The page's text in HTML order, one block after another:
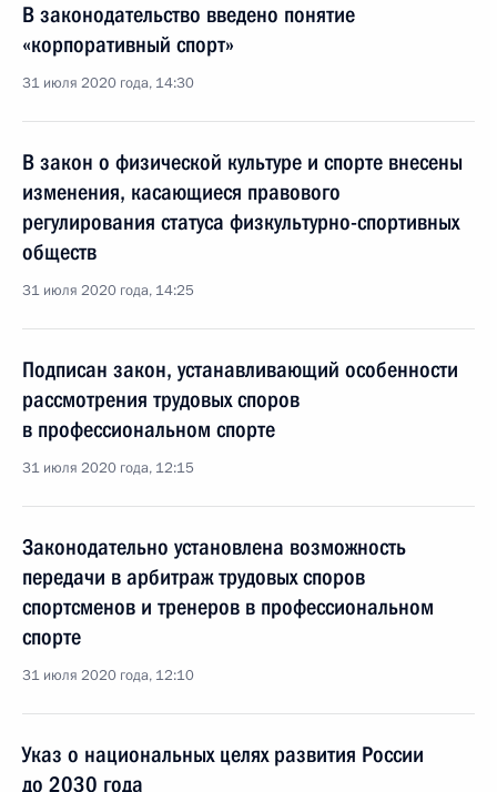
В законодательство введено понятие
«корпоративный спорт»
31 июля 2020 года, 14:30
В закон о физической культуре и спорте внесены
изменения, касающиеся правового
регулирования статуса физкультурно-спортивных
обществ
31 июля 2020 года, 14:25
Подписан закон, устанавливающий особенности
рассмотрения трудовых споров
в профессиональном спорте
31 июля 2020 года, 12:15
Законодательно установлена возможность
передачи в арбитраж трудовых споров
спортсменов и тренеров в профессиональном
спорте
31 июля 2020 года, 12:10
Указ о национальных целях развития России
до 2030 года